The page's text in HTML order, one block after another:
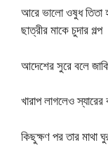
আরে ভালো ওষুধ তিতা
ছাত্রীর মাকে চুদার গল্প
আদেশের সুরে বলে
খারাপ লাগলেও
কিছুক্ষণ পর তার মাথা